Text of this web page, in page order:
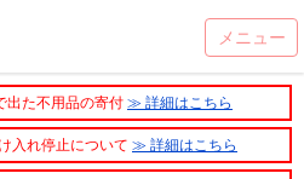
出た不用品の寄付 ≫ 詳細はこちら
入れ停止について ≫ 詳細はこちら